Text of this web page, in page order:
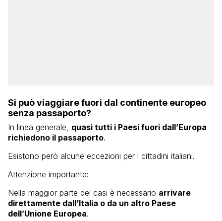
Si può viaggiare fuori dal continente europeo
senza passaporto?
In linea generale, quasi tutti i Paesi fuori dall’Europa
richiedono il passaporto.
Esistono però alcune eccezioni per i cittadini italiani.
Attenzione importante:
Nella maggior parte dei casi è necessario arrivare
direttamente dall’Italia o da un altro Paese
dell’Unione Europea.